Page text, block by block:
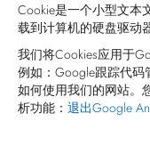
Cookie是一个小型文本
载到计算机的硬盘驱动
我们将Cookies应用于
例如：Google跟踪代
如何使用我们的网站。
析功能： 退出Google